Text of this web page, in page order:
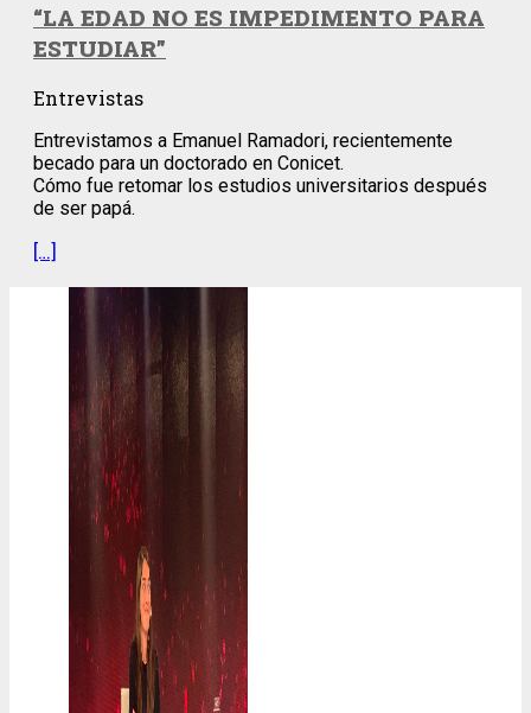
“LA EDAD NO ES IMPEDIMENTO PARA
ESTUDIAR”
Entrevistas
Entrevistamos a Emanuel Ramadori, recientemente
becado para un doctorado en Conicet.
Cómo fue retomar los estudios universitarios después
de ser papá.
[…]